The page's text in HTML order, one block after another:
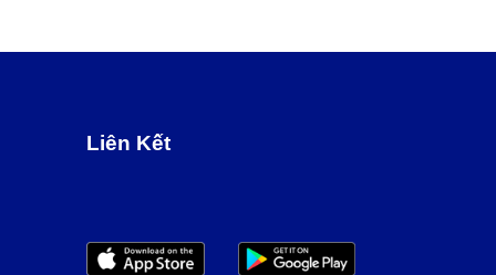
Liên Kết